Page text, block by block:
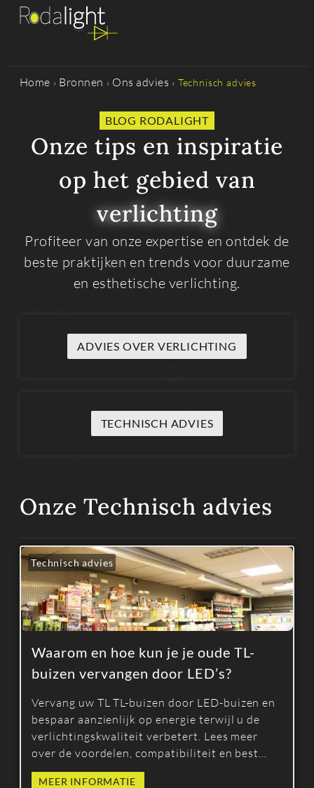
Home › Bronnen › Ons advies › Technisch advies
BLOG RODALIGHT
Onze tips en inspiratie
op het gebied van
verlichting
Profiteer van onze expertise en ontdek de
beste praktijken en trends voor duurzame
en esthetische verlichting.
ADVIES OVER VERLICHTING
TECHNISCH ADVIES
Onze Technisch advies
Technisch advies
Waarom en hoe kun je je oude TL-
buizen vervangen door LED’s?
Vervang uw TL TL-buizen door LED-buizen en
bespaar aanzienlijk op energie terwijl u de
verlichtingskwaliteit verbetert. Lees meer
over de voordelen, compatibiliteit en best
practices voor een succesvolle omschakeling.
MEER INFORMATIE